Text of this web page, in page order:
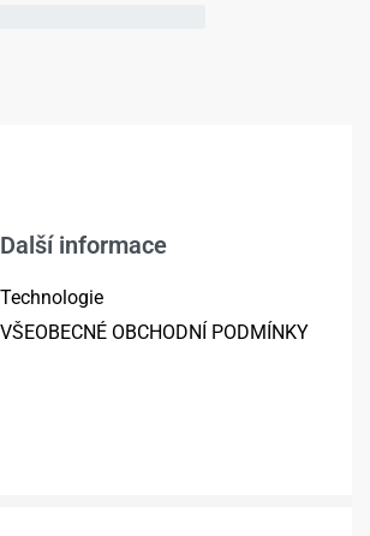
Další informace
Technologie
VŠEOBECNÉ OBCHODNÍ PODMÍNKY